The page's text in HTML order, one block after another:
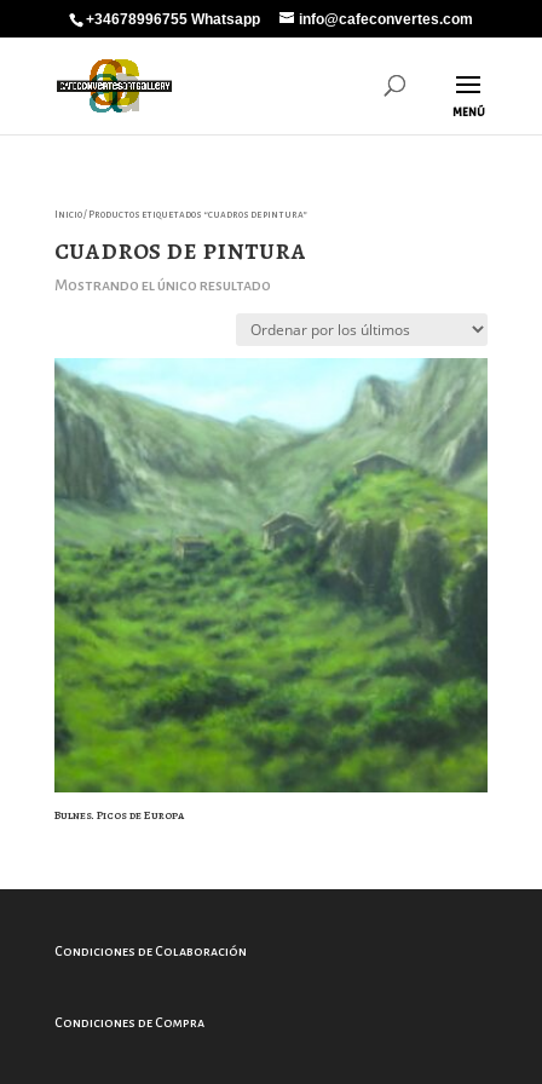
+34678996755 Whatsapp info@cafeconvertes.com
Inicio/ Productos etiquetados “cuadros de pintura”
cuadros de pintura
Mostrando el único resultado
Bulnes. Picos de Europa
Condiciones de Colaboración
Condiciones de Compra